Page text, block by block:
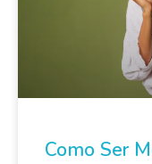
Como Ser